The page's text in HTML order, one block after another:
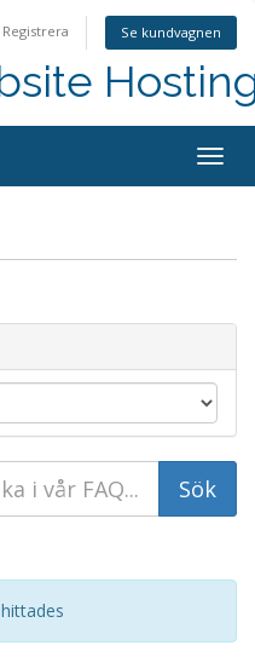
Registrera Se kundvagnen